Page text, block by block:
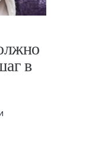
в